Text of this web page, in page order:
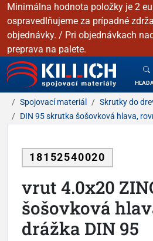
Minimálna hodnota položky je 2
ospravedlňujeme za prípadné
objednávky. / Pri objednávkach
preprava na palete.
KILLICH - Spojovacie materiály
Spojovací materiál
Skrutky do
DIN 95 skrutka šošovková hlava,
18152540020
vrut 4.0x20
šošovková
drážka DIN 95